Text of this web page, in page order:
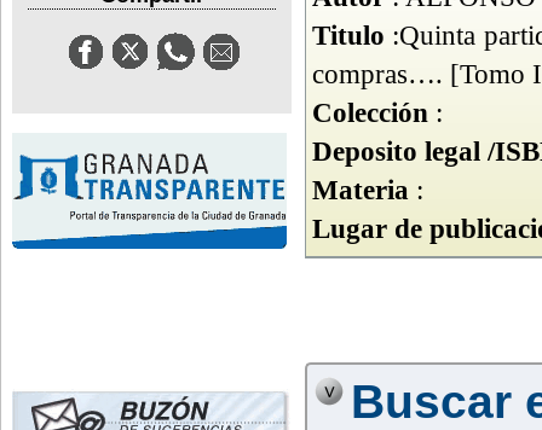
Titulo :Quinta
compras…. [Tomo
Colección :
Deposito legal /
Materia :
Lugar de
Buscar